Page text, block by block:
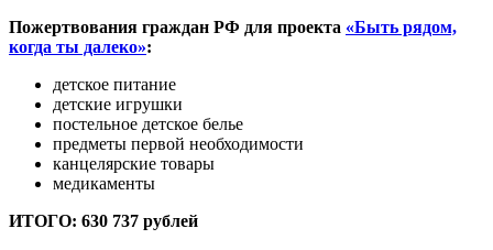
Пожертвования граждан РФ для проекта «Быть рядом,
когда ты далеко»:
детское питание
детские игрушки
постельное детское белье
предметы первой необходимости
канцелярские товары
медикаменты
ИТОГО: 630 737 рублей